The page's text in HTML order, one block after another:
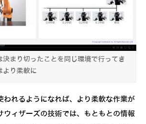
決まり切ったことを同じ環境で行ってき
より柔軟に
われるようになれば、より柔軟な作業が
ウィザーズの技術では、もともとの情報